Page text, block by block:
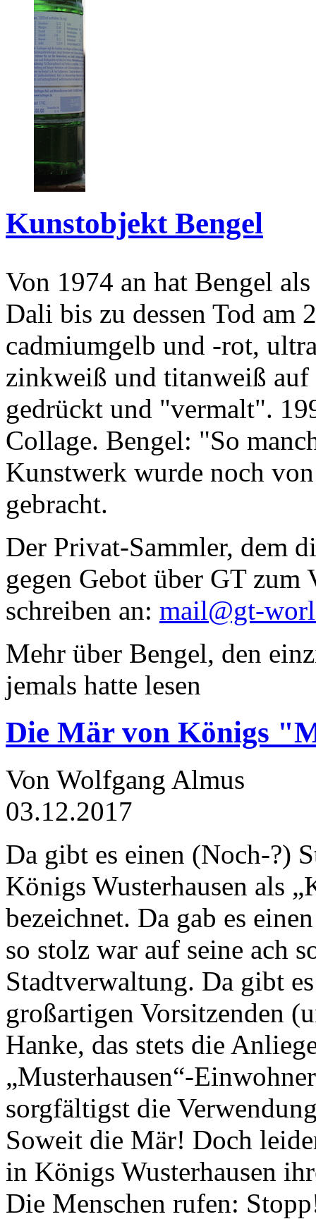
Kunstobjekt Bengel
Von 1974 an hat Bengel
Dali bis zu dessen Tod am
cadmiumgelb und -rot,
zinkweiß und titanweiß
gedrückt und "vermalt".
Collage. Bengel: "So
Kunstwerk wurde noch
gebracht.
Der Privat-Sammler, dem
gegen Gebot über GT zum
schreiben an: mail@gt-
Mehr über Bengel, den
jemals hatte lesen
Die Mär von Königs
Von Wolfgang Almus
03.12.2017
Da gibt es einen (Noch-?)
Königs Wusterhausen als
bezeichnet. Da gab es
so stolz war auf seine ach
Stadtverwaltung. Da gibt
großartigen Vorsitzenden
Hanke, das stets die
„Musterhausen“-
sorgfältigst die
Soweit die Mär! Doch
in Königs Wusterhausen
Die Menschen rufen: